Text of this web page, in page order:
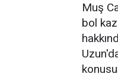
Muş
bol